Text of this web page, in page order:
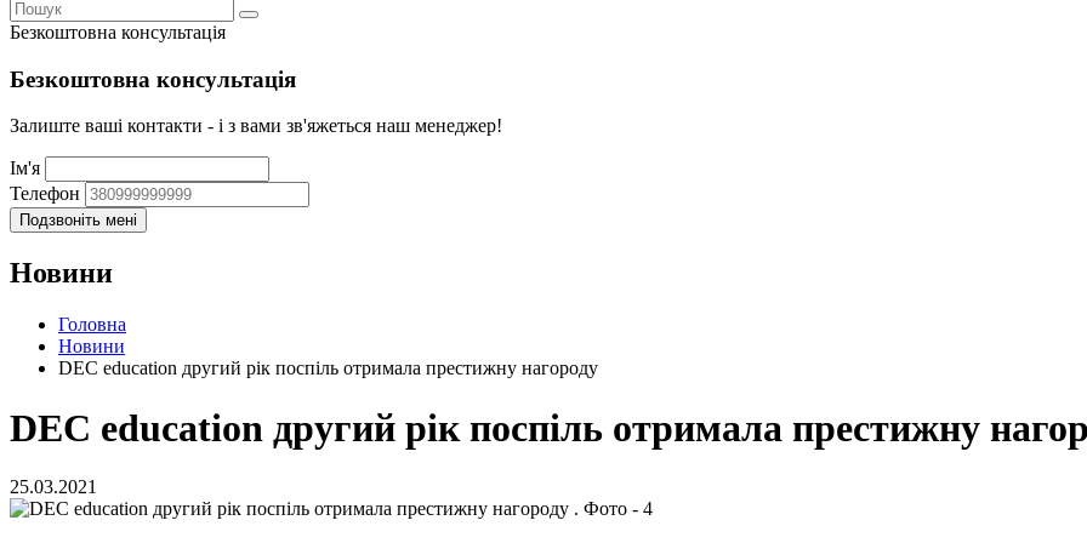
Безкоштовна консультація
Безкоштовна консультація
Залиште ваші контакти - і з вами зв'яжеться наш менеджер!
Ім'я
Телефон
Новини
Головна
Новини
DEC education другий рік поспіль отримала престижну нагороду
DEC education другий рік поспіль отримала престижну
25.03.2021